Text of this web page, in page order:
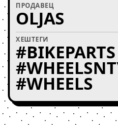
ПРОДАВЕЦ
OLJAS
ХЕШТЕГИ
#BIKEPARTS
#WHEELS